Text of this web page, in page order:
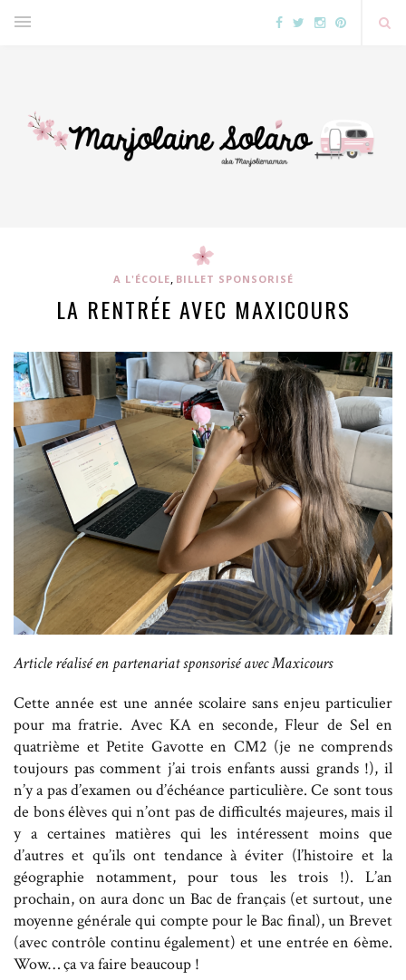
A L'ÉCOLE, BILLET SPONSORISÉ
LA RENTRÉE AVEC MAXICOURS
Article réalisé en partenariat sponsorisé avec Maxicours
Cette année est une année scolaire sans enjeu particulier
pour ma fratrie. Avec KA en seconde, Fleur de Sel en
quatrième et Petite Gavotte en CM2 (je ne comprends
toujours pas comment j’ai trois enfants aussi grands !), il
n’y a pas d’examen ou d’échéance particulière. Ce sont tous
de bons élèves qui n’ont pas de difficultés majeures, mais il
y a certaines matières qui les intéressent moins que
d’autres et qu’ils ont tendance à éviter (l’histoire et la
géographie notamment, pour tous les trois !). L’an
prochain, on aura donc un Bac de français (et surtout, une
moyenne générale qui compte pour le Bac final), un Brevet
(avec contrôle continu également) et une entrée en 6ème.
Wow… ça va faire beaucoup !